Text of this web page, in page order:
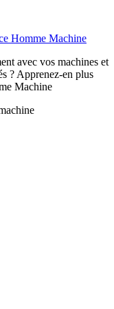
Homme Machine
avec vos machines et
? Apprenez-en plus
Machine